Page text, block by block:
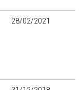
28/02/2021